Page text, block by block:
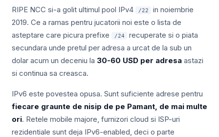
RIPE NCC si-a golit ultimul pool IPv4 /22
in noiembrie
2019. Ce a ramas pentru jucatorii noi este o lista de
asteptare care picura prefixe
/24
recuperate si o piata
secundara unde pretul per adresa a urcat de la sub un
dolar acum un deceniu la 30-60 USD per adresa astazi
si continua sa creasca.
IPv6 este povestea opusa. Sunt suficiente adrese pentru
fiecare graunte de nisip de pe Pamant, de mai multe
ori. Retele mobile majore, furnizori cloud si ISP-uri
rezidentiale sunt deja IPv6-enabled, deci o parte